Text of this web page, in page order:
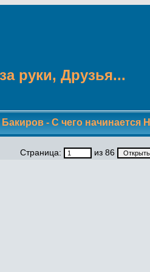
руки, Друзья...
- С чего начинается
Страница: из 86